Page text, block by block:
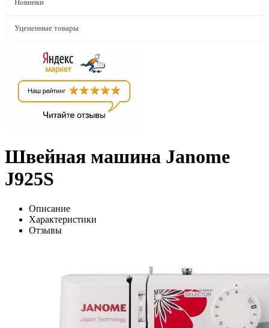
Новинки
Уцененные товары
Швейная машина Janome
J925S
Описание
Характеристики
Отзывы